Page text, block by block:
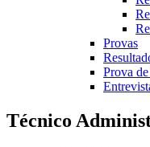
Provas
Prova
Técnico